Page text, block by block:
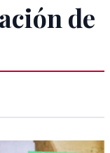
de